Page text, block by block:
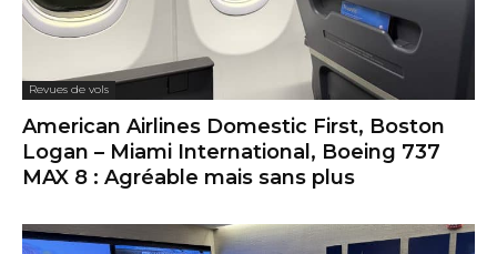
Revues de vols
American Airlines Domestic First, Boston
Logan – Miami International, Boeing 737
MAX 8 : Agréable mais sans plus